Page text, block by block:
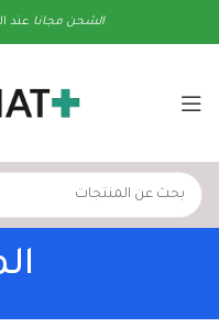
الشحن مجانا عند